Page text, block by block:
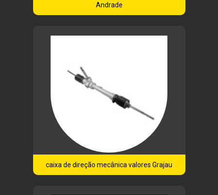
Andrade
caixa de direção mecânica valores Grajau